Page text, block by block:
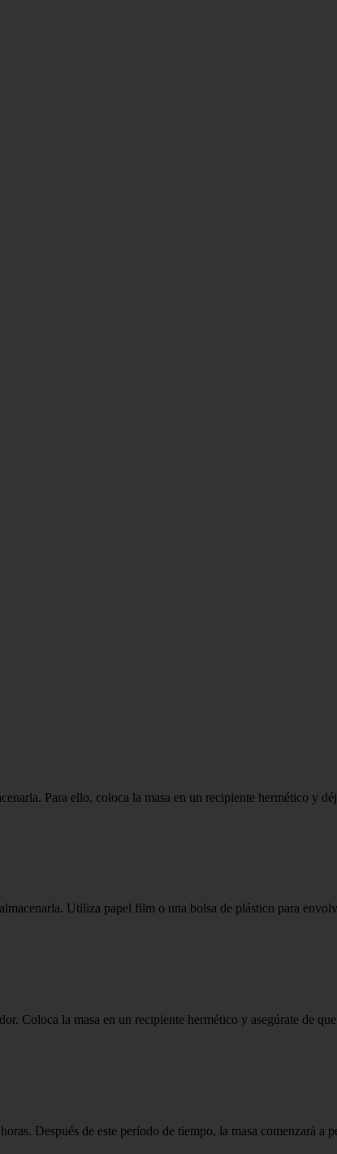
Para ello, coloca la masa en un recipiente hermético y
Utiliza papel film o una bolsa de plástico para
Coloca la masa en un recipiente hermético y asegúrate de
Después de este período de tiempo, la masa comenzará